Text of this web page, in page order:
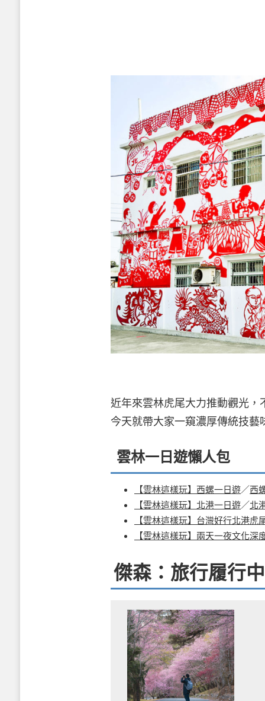
近年來雲林虎尾大力推動觀光
今天就帶大家一窺濃厚傳統技藝
雲林一日遊懶人包
【雲林這樣玩】西螺一日遊／西
【雲林這樣玩】北港一日遊／北
【雲林這樣玩】台灣好行北港虎
【雲林這樣玩】兩天一夜文化深
傑森：旅行履行中